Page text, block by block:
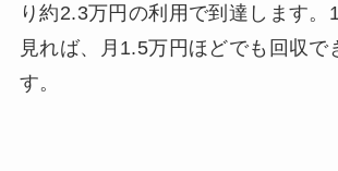
り約2.3万円の利用で到達します。
見れば、月1.5万円ほどでも回収で
す。